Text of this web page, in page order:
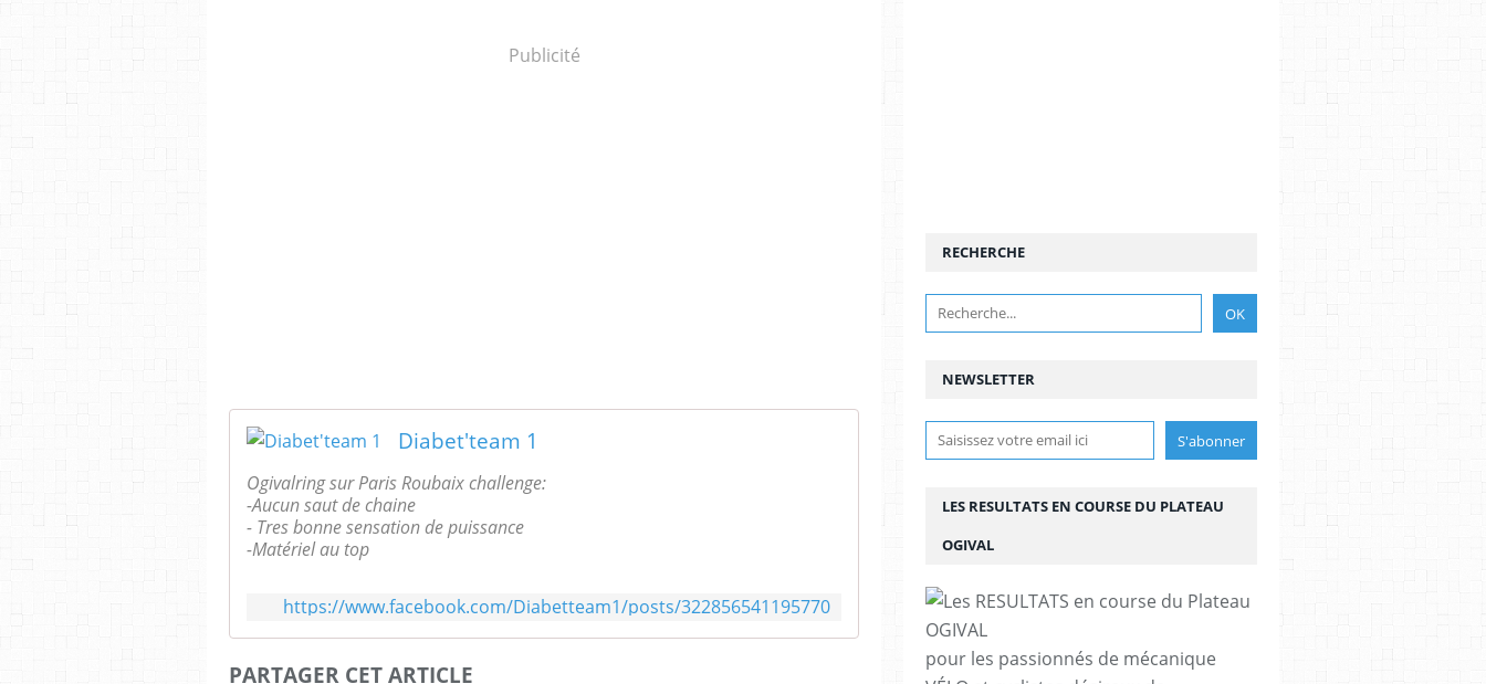
Publicité
Diabet'team 1
Ogivalring sur Paris Roubaix challenge:
-Aucun saut de chaine
- Tres bonne sensation de puissance
-Matériel au top
Testé et validé par Diabet'team 1!
https://www.facebook.com/Diabetteam1/posts/322856541195770
PARTAGER CET ARTICLE
NEWSLETTER
RECHERCHE
LES RESULTATS EN COURSE DU PLATEAU
OGIVAL
pour les passionnés de mécanique